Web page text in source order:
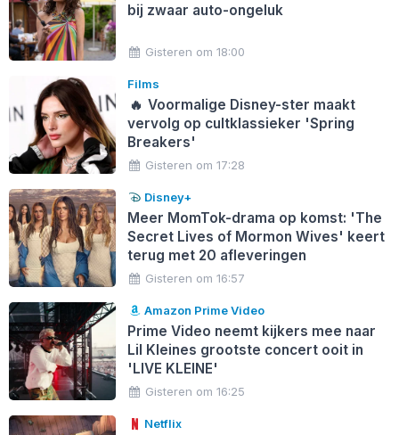
bij zwaar auto-ongeluk
Gisteren om 18:00
Films
🔥 Voormalige Disney-ster maakt
vervolg op cultklassieker 'Spring
Breakers'
Gisteren om 17:28
Disney+
Meer MomTok-drama op komst: 'The
Secret Lives of Mormon Wives' keert
terug met 20 afleveringen
Gisteren om 16:57
Amazon Prime Video
Prime Video neemt kijkers mee naar
Lil Kleines grootste concert ooit in
'LIVE KLEINE'
Gisteren om 16:25
Netflix